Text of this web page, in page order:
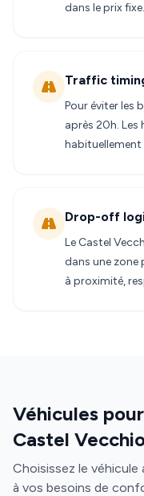
dans le prix fixe.
Traffic
Pour éviter les
après 20h.
habituellement
Drop-off
Le Castel
dans une zone
à proximité,
Véhicules
Castel
Choisissez le
à vos besoins de